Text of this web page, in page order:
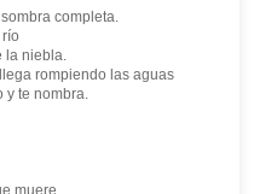
completa.
la niebla.
rompiendo las aguas
y te nombra.
muere